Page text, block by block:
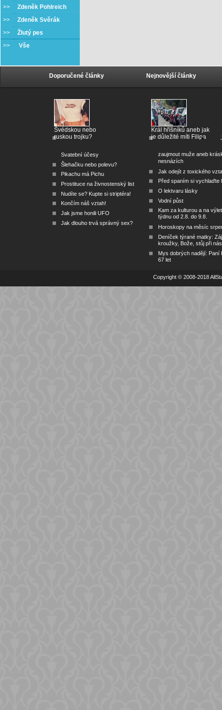
>> Zdeněk Pohlreich
>> Zdeněk Svěrák
>> Žlutý pes
>>
Vše
Doporučené články
Švédskou nebo
ruskou trojku?
Svatební účesy
Šlehačku nebo polevu?
Pikachu má Pichu
Prostituce na živnostenský list
Nudíte se? Kupte si striptéra!
Končím náš vztah!
Jak jsme honili UFO
Jak dlouho trvá správný sex?
Nejnovější články
Král hříšníků aneb jak
je důležité míti Filipa
zaujmout muže aneb
nesnázích
Jak odejít z toxického
Před spaním si vychlaďte
O lektvaru lásky
Vodní půst
Kam za kulturou a na
týdnu od 2.8. do 9.8.
Horoskopy na měsíc
Deníček týrané matky:
kroužky, Bože, stůj při nás
Mys dobrých nadějí: Paní
67 let
Copyright © 2008-2018